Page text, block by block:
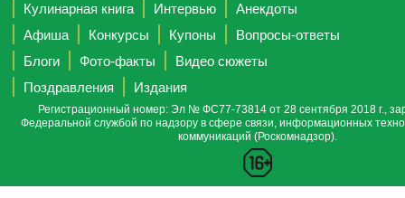
Кулинарная книга
Интервью
Анекдоты
Афиша
Конкурсы Купоны
Вопросы-ответы
Блоги
Фото-факты
Видео сюжеты
Поздравления
Издания
Регистрационный номер: Эл № ФС77-73814 от 28 сентября 2018 г.,
Федеральной службой по надзору в сфере связи, информационных
коммуникаций (Роскомнадзор).